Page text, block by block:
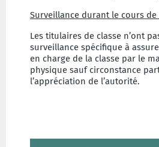
Surveillance durant le cours
Les titulaires de classe n’ont
surveillance spécifique à
en charge de la classe par le
physique sauf circonstance
l’appréciation de l’autorité.